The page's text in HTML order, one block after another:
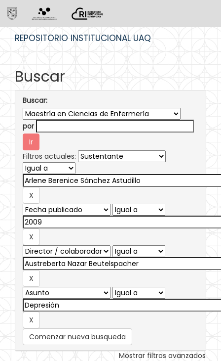
REPOSITORIO INSTITUCIONAL UAQ
Buscar
Buscar:
por
Filtros actuales:
Comenzar nueva busqueda
Mostrar filtros avanzados